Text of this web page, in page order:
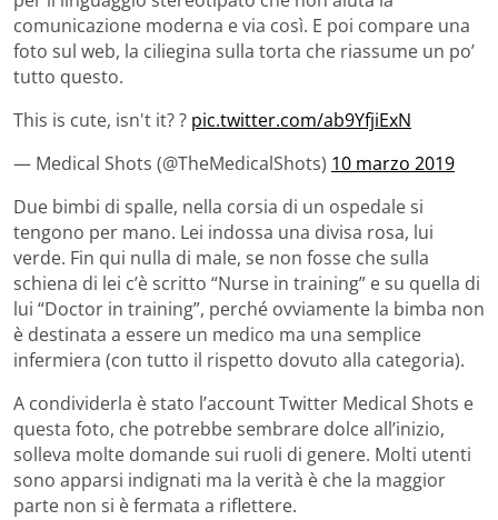
comunicazione moderna e via così. E poi compare una
foto sul web, la ciliegina sulla torta che riassume un po’
tutto questo.
This is cute, isn't it? ? pic.twitter.com/ab9YfjiExN
— Medical Shots (@TheMedicalShots) 10 marzo 2019
Due bimbi di spalle, nella corsia di un ospedale si
tengono per mano. Lei indossa una divisa rosa, lui
verde. Fin qui nulla di male, se non fosse che sulla
schiena di lei c’è scritto “Nurse in training” e su quella di
lui “Doctor in training”, perché ovviamente la bimba non
è destinata a essere un medico ma una semplice
infermiera (con tutto il rispetto dovuto alla categoria).
A condividerla è stato l’account Twitter Medical Shots e
questa foto, che potrebbe sembrare dolce all’inizio,
solleva molte domande sui ruoli di genere. Molti utenti
sono apparsi indignati ma la verità è che la maggior
parte non si è fermata a riflettere.